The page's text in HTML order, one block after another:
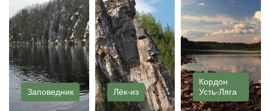
Заповедник Лёк-из
Кордон
Усть-Ляга